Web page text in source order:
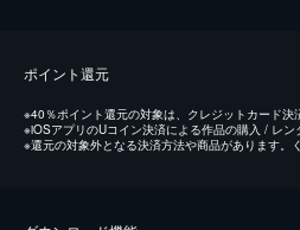
ポイント還元
※40％ポイント還元の対象は、クレジットカード決
※iOSアプリのUコイン決済による作品の購入 / レン
※還元の対象外となる決済方法や商品があります。